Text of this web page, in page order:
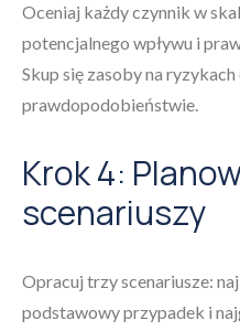
Oceniaj każdy czynnik w
potencjalnego wpływu i
Skup się zasoby na
prawdopodobieństwie.
Krok 4:
scenariuszy
Opracuj trzy scenariusze:
podstawowy przypadek i